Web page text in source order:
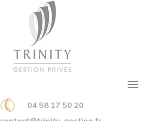
04 58 17 50 20